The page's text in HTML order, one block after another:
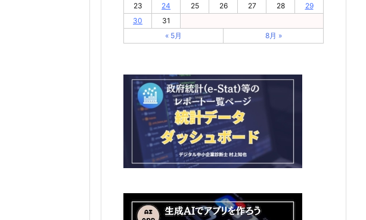
23
24 25 26 27 28
29
30
31
« 5月
8月 »